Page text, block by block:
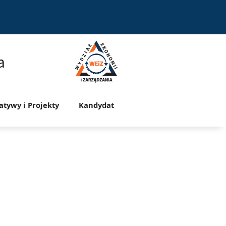
i Projekty Kandydat